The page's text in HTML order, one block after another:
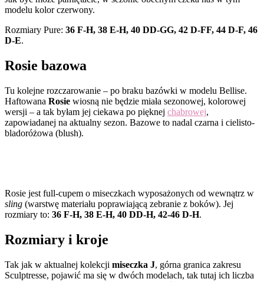
modelu kolor czerwony.
Rozmiary Pure: 36 F-H, 38 E-H, 40 DD-GG, 42 D-FF, 44 D-F, 46
D-E.
Rosie bazowa
Tu kolejne rozczarowanie – po braku bazówki w modelu Bellise.
Haftowana Rosie wiosną nie będzie miała sezonowej, kolorowej
wersji – a tak byłam jej ciekawa po pięknej chabrowej,
zapowiadanej na aktualny sezon. Bazowe to nadal czarna i cielisto-
bladoróżowa (blush).
Rosie jest full-cupem o miseczkach wyposażonych od wewnątrz w
sling (warstwę materiału poprawiającą zebranie z boków). Jej
rozmiary to: 36 F-H, 38 E-H, 40 DD-H, 42-46 D-H.
Rozmiary i kroje
Tak jak w aktualnej kolekcji miseczka J, górna granica zakresu
Sculptresse, pojawić ma się w dwóch modelach, tak tutaj ich liczba